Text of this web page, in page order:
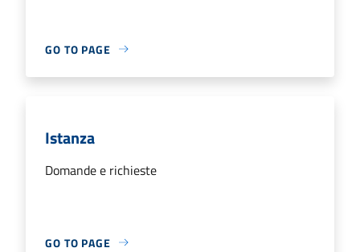
GO TO PAGE
Istanza
Domande e richieste
GO TO PAGE